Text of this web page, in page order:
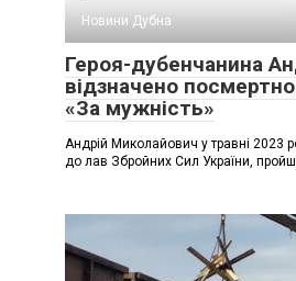
Новини Дубна
Героя-дубенчанина
відзначено
«За мужність»
Андрій Миколайович у травні 2023
до лав Збройних Сил України,